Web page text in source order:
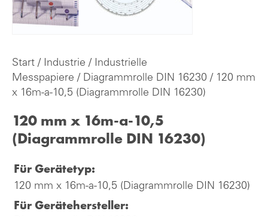
Start / Industrie / Industrielle
Messpapiere / Diagrammrolle DIN 16230 / 120 mm
x 16m-a-10,5 (Diagrammrolle DIN 16230)
120 mm x 16m-a-10,5
(Diagrammrolle DIN 16230)
Für Gerätetyp:
120 mm x 16m-a-10,5 (Diagrammrolle DIN 16230)
Für Gerätehersteller: